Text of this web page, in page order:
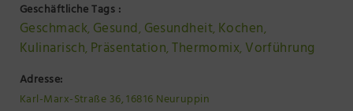
Geschäftliche Tags :
Geschmack, Gesund, Gesundheit, Kochen,
Kulinarisch, Präsentation,Thermomix, Vorführung
Adresse:
Karl-Marx-Straße 36, 16816 Neuruppin